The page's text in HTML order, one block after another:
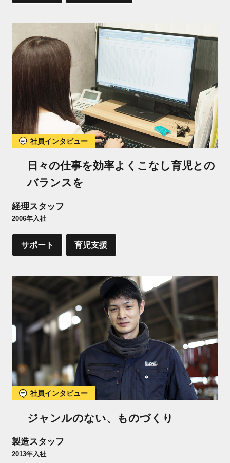
社員インタビュー
日々の仕事を効率よくこなし育児との
バランスを
経理スタッフ
2006年入社
サポート 育児支援
社員インタビュー
ジャンルのない、ものづくり
製造スタッフ
2013年入社